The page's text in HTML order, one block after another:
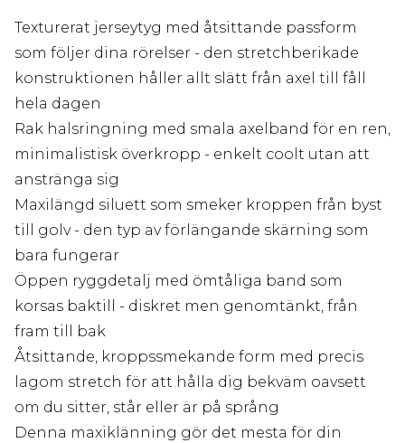
Texturerat jerseytyg med åtsittande passform
som följer dina rörelser - den stretchberikade
konstruktionen håller allt slätt från axel till fåll
hela dagen
Rak halsringning med smala axelband för en ren,
minimalistisk överkropp - enkelt coolt utan att
anstränga sig
Maxilängd siluett som smeker kroppen från byst
till golv - den typ av förlängande skärning som
bara fungerar
Öppen ryggdetalj med ömtåliga band som
korsas baktill - diskret men genomtänkt, från
fram till bak
Åtsittande, kroppssmekande form med precis
lagom stretch för att hålla dig bekväm oavsett
om du sitter, står eller är på språng
Denna maxiklänning gör det mesta för din